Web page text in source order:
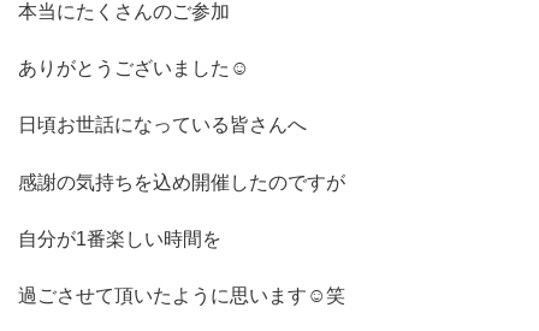
本当にたくさんのご参加
ありがとうございました☺︎
日頃お世話になっている皆さんへ
感謝の気持ちを込め開催したのですが
自分が1番楽しい時間を
過ごさせて頂いたように思います☺︎笑